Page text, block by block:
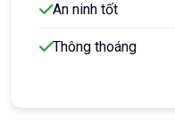
An ninh tốt
Thông thoáng